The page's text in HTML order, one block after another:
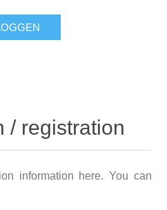
/ registration
information here. You can